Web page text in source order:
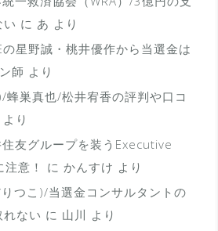
に あ より
の星野誠・桃井優作から当選金は
師 より
巣真也/松井宥香の評判や口コ
より
友グループを装うExecutive
意！
に かんすけ より
つこ)/当選金コンサルタントの
れない に 山川 より